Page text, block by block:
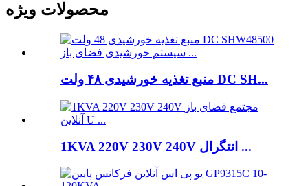
محصولات ویژه
منبع تغذیه خورشیدی ۴۸ ولت DC SH...
1KVA 220V 230V 240V انتگرال ...